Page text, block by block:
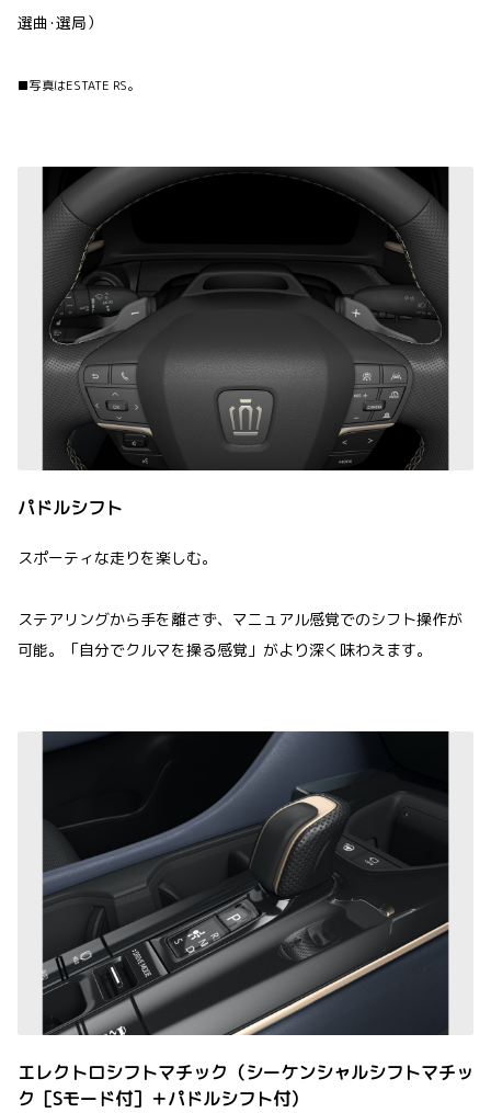
選曲･選局）
■写真はESTATE RS。
パドルシフト
スポーティな走りを楽しむ。
ステアリングから手を離さず、マニュアル感覚でのシフト操作が
可能。「自分でクルマを操る感覚」がより深く味わえます。
エレクトロシフトマチック（シーケンシャルシフトマチッ
ク［Sモード付］＋パドルシフト付）